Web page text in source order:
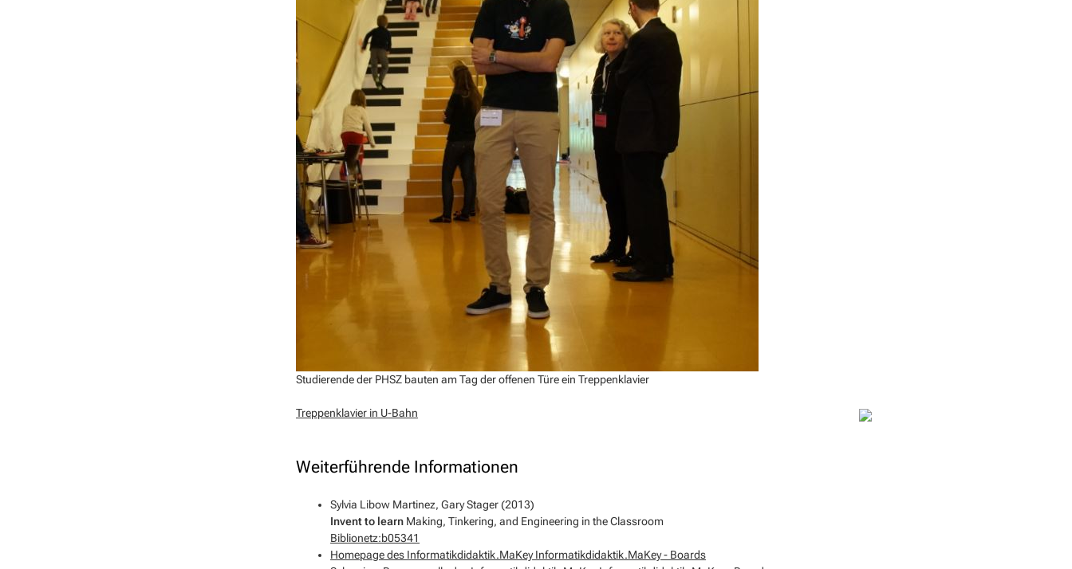
Studierende der PHSZ bauten am Tag der offenen Türe ein Treppenklavier
Treppenklavier in U-Bahn
Weiterführende Informationen
Sylvia Libow Martinez, Gary Stager (2013)
Invent to learn Making, Tinkering, and Engineering in the Classroom
Biblionetz:b05341
Homepage des Informatikdidaktik.MaKey Informatikdidaktik.MaKey - Boards